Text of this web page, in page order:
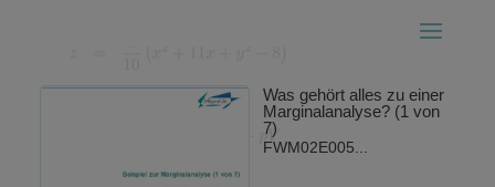
Was gehört alles zu einer
Marginalanalyse? (1 von
7)
FWM02E005...